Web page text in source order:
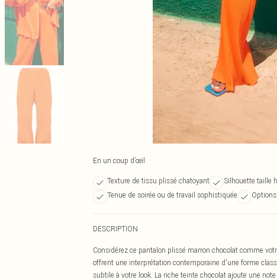
En un coup d’œil
Texture de tissu plissé chatoyant Silhouette taille
Tenue de soirée ou de travail sophistiquée
DESCRIPTION
Considérez ce pantalon plissé marron chocolat comme
offrent une interprétation contemporaine d'une forme
subtile à votre look. La riche teinte chocolat ajoute une